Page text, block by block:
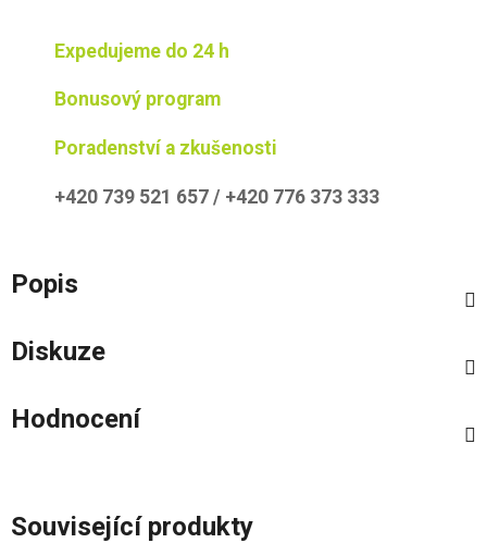
Expedujeme do 24 h
Bonusový program
Poradenství a zkušenosti
+420 739 521 657 / +420 776 373 333
Popis
Diskuze
Hodnocení
Související produkty